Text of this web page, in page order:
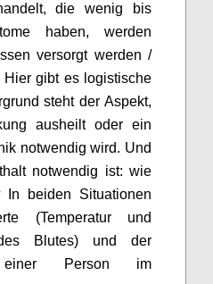
die wenig bis
haben, werden
versorgt werden /
gibt es logistische
steht der Aspekt,
ausheilt oder ein
notwendig wird. Und
notwendig ist: wie
In beiden Situationen
(Temperatur und
Blutes) und der
einer Person im